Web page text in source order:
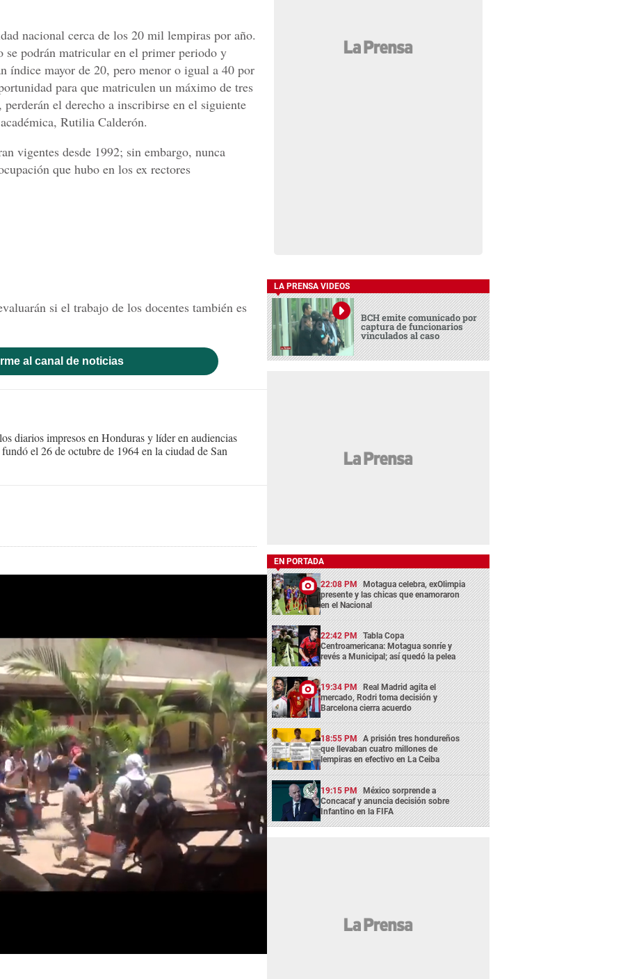
nacional cerca de los 20 mil lempiras por año.
se podrán matricular en el primer periodo y
índice mayor de 20, pero menor o igual a 40 por
para que matriculen un máximo de tres
el derecho a inscribirse en el siguiente
Rutilia Calderón.
vigentes desde 1992; sin embargo, nunca
que hubo en los ex rectores
si el trabajo de los docentes también es
al canal de noticias
diarios impresos en Honduras y líder en audiencias
el 26 de octubre de 1964 en la ciudad de San
LA PRENSA VIDEOS
BCH emite comunicado por
captura de funcionarios
vinculados al caso
EN PORTADA
22:08 PM Motagua celebra, exOlimpia
presente y las chicas que enamoraron
en el Nacional
22:42 PM Tabla Copa
Centroamericana: Motagua sonríe y
revés a Municipal; así quedó la pelea
19:34 PM Real Madrid agita el
mercado, Rodri toma decisión y
Barcelona cierra acuerdo
18:55 PM A prisión tres hondureños
que llevaban cuatro millones de
lempiras en efectivo en La Ceiba
19:15 PM México sorprende a
Concacaf y anuncia decisión sobre
Infantino en la FIFA